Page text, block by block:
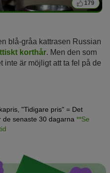
179
blå-gråa kattrasen Russian
korthår. Men den som
inte är möjligt att ta fel på de
"Tidigare pris" = Det
de senaste 30 dagarna **Se